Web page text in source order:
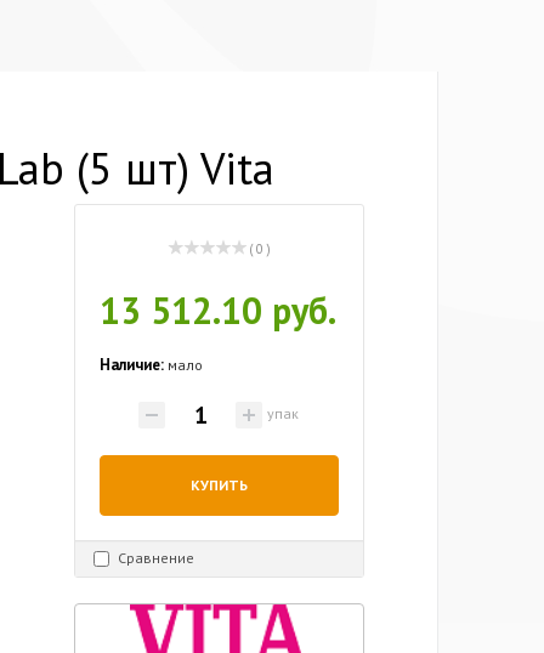
(5 шт) Vita
( 0 )
13 512.10 руб.
Наличие: мало
упак
КУПИТЬ
Сравнение